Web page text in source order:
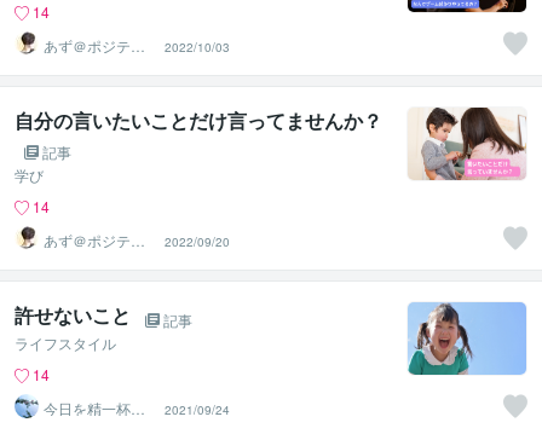
14
あず＠ポジティ
ブ迷子の道標
2022/10/03
自分の言いたいことだけ言ってませんか？
記事
学び
14
あず＠ポジティ
ブ迷子の道標
2022/09/20
許せないこと
記事
ライフスタイル
14
今日を精一杯に
生きる
2021/09/24